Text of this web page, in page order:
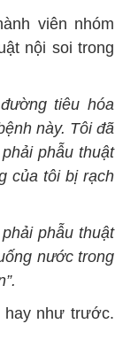
viên nhóm
nội soi trong
tiêu hóa
này. Tôi đã
phẫu thuật
của tôi bị rạch
phẫu thuật
nước trong
hay như trước.